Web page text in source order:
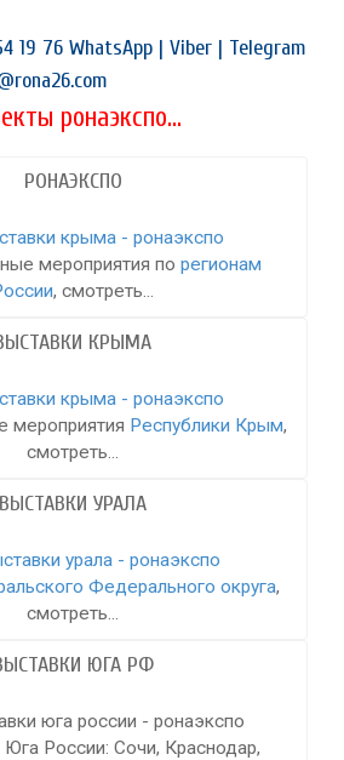
19 76 WhatsApp | Viber | Telegram
ронаэкспо...
РОНАЭКСПО
мероприятия по регионам
, смотреть...
КРЫМА
мероприятия Республики Крым,
смотреть...
ВЫСТАВКИ УРАЛА
Федерального округа,
смотреть...
ЮГА РФ
Юга России: Сочи, Краснодар,